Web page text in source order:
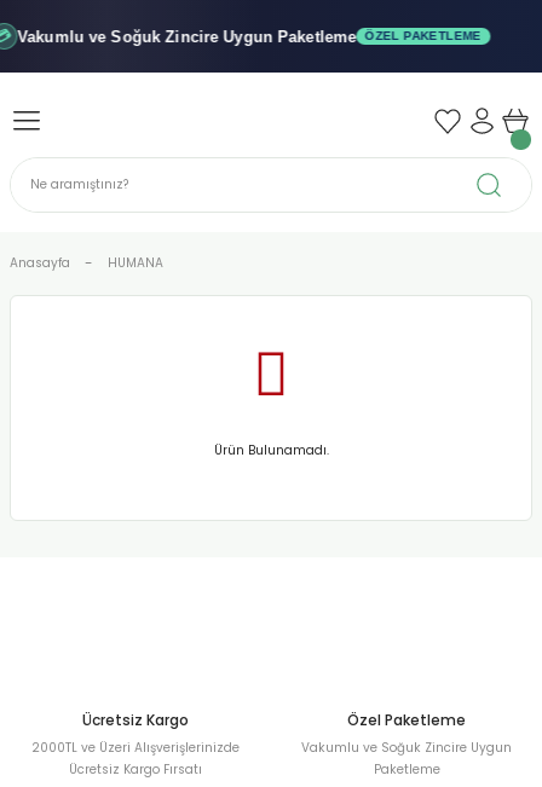
Vakumlu ve SoğukZincire Uygun Paketleme ÖZEL PAKETLEME
Geri Dön
Geri Dön
Geri Dön
Anasayfa HUMANA
Ürün Bulunamadı.
Ücretsiz Kargo
2000TL ve Üzeri Alışverişlerinizde
Ücretsiz Kargo Fırsatı
Özel Paketleme
Vakumlu ve Soğuk Zincire Uygun
Paketleme